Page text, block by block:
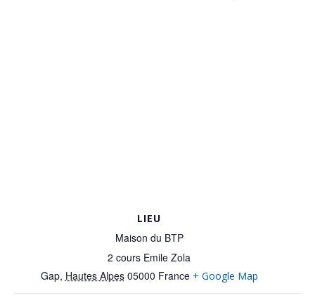
LIEU
Maison du BTP
2 cours Emile Zola
Gap, Hautes Alpes 05000 France + Google Map